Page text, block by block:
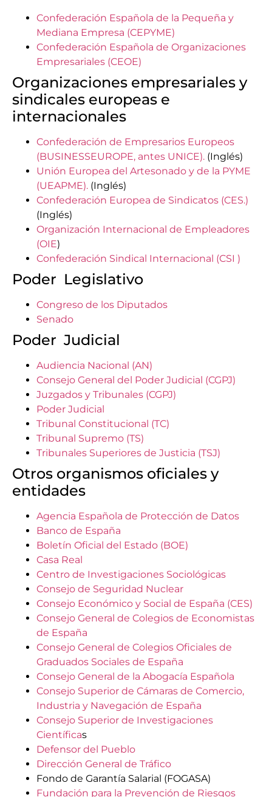
Confederación Española de la Pequeña y
Mediana Empresa (CEPYME)
Confederación Española de Organizaciones
Empresariales (CEOE)
Organizaciones empresariales y
sindicales europeas e
internacionales
Confederación de Empresarios Europeos
(BUSINESSEUROPE, antes UNICE). (Inglés)
Unión Europea del Artesonado y de la PYME
(UEAPME). (Inglés)
Confederación Europea de Sindicatos (CES.)
(Inglés)
Organización Internacional de Empleadores
(OIE)
Confederación Sindical Internacional (CSI )
Poder Legislativo
Congreso de los Diputados
Senado
Poder Judicial
Audiencia Nacional (AN)
Consejo General del Poder Judicial (CGPJ)
Juzgados y Tribunales (CGPJ)
Poder Judicial
Tribunal Constitucional (TC)
Tribunal Supremo (TS)
Tribunales Superiores de Justicia (TSJ)
Otros organismos oficiales y
entidades
Agencia Española de Protección de Datos
Banco de España
Boletín Oficial del Estado (BOE)
Casa Real
Centro de Investigaciones Sociológicas
Consejo de Seguridad Nuclear
Consejo Económico y Social de España (CES)
Consejo General de Colegios de Economistas
de España
Consejo General de Colegios Oficiales de
Graduados Sociales de España
Consejo General de la Abogacía Española
Consejo Superior de Cámaras de Comercio,
Industria y Navegación de España
Consejo Superior de Investigaciones
Científicas
Defensor del Pueblo
Dirección General de Tráfico
Fondo de Garantía Salarial (FOGASA)
Fundación para la Prevención de Riesgos